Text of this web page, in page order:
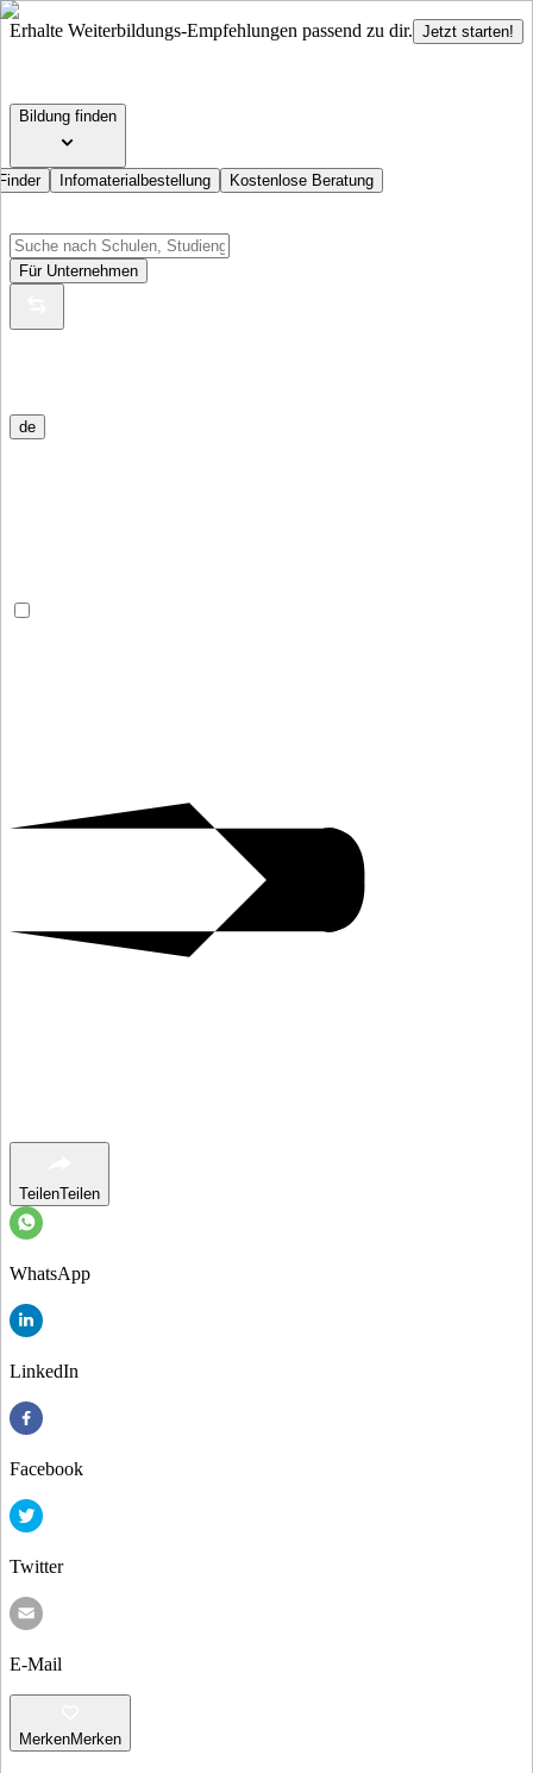
Erhalte Weiterbildungs-Empfehlungen passend zu dir. Jetzt starten!
Bildung finden
Infomaterialbestellung Kostenlose Beratung
Für Unternehmen
de
TeilenTeilen
WhatsApp
LinkedIn
Facebook
Twitter
E-Mail
MerkenMerken